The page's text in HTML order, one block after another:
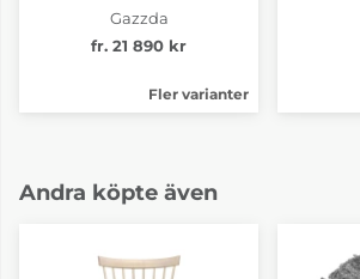
Gazzda
fr. 21 890 kr
Fler varianter
Andra köpte även